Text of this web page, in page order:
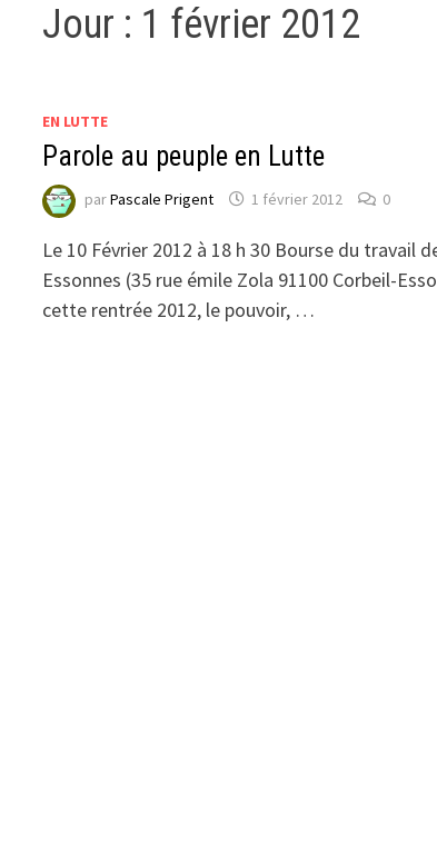
Jour : 1 février 2012
EN LUTTE
Parole au peuple en Lutte
parPascale Prigent 1 février 2012 0
Le 10 Février 2012 à 18 h 30 Bourse du travail
Essonnes (35 rue émile Zola 91100 Corbeil-
cette rentrée 2012, le pouvoir, …